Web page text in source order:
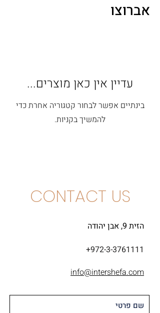
אברוצו
עדיין אין כאן מוצרים...
בינתיים אפשר לבחור קטגוריה אחרת כדי
להמשיך בקניות.
CONTACT US
הזית 9, אבן יהודה
+972-3-3761111
info@intershefa.com